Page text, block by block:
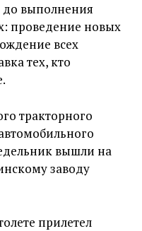
до выполнения
проведение новых
всех
тех, кто
тракторного
вышли на
заводу
прилетел